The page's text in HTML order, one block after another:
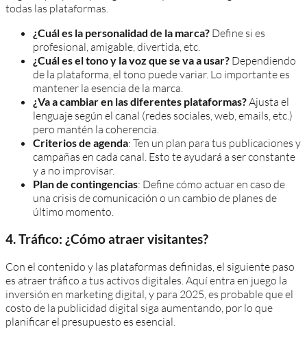
todas las plataformas.
¿Cuál es la personalidad de la marca? Define si es
profesional, amigable, divertida, etc.
¿Cuál es el tono y la voz que se va a usar? Dependiendo
de la plataforma, el tono puede variar. Lo importante es
mantener la esencia de la marca.
¿Va a cambiar en las diferentes plataformas?Ajusta el
lenguaje según el canal (redes sociales, web, emails, etc.)
pero mantén la coherencia.
Criterios de agenda: Ten un plan para tus publicaciones y
campañas en cada canal. Esto te ayudará a ser constante
y a no improvisar.
Plan de contingencias: Define cómo actuar en caso de
una crisis de comunicación o un cambio de planes de
último momento.
4. Tráfico: ¿Cómo atraer visitantes?
Con el contenido y las plataformas definidas, el siguiente paso
es atraer tráfico a tus activos digitales. Aquí entra en juego la
inversión en marketing digital, y para 2025, es probable que el
costo de la publicidad digital siga aumentando, por lo que
planificar el presupuesto es esencial.